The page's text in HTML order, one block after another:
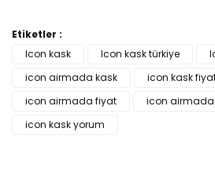
Etiketler :
Icon kask
Icon kask türkiye
icon airmada kask
icon kask
icon airmada fiyat
icon airmada
icon kask yorum